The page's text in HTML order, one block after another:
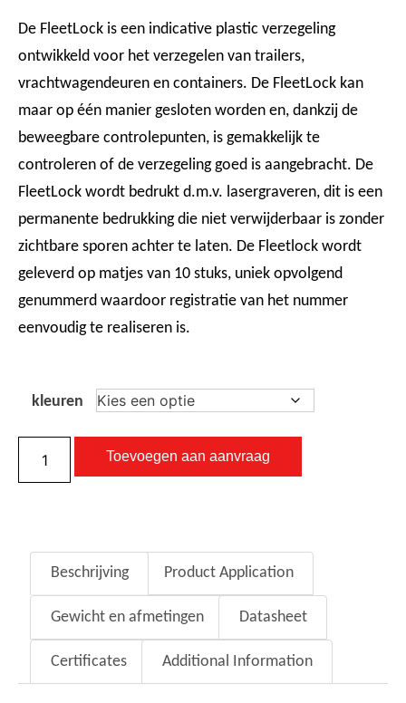
De FleetLock is een indicative plastic verzegeling
ontwikkeld voor het verzegelen van trailers,
vrachtwagendeuren en containers. De FleetLock kan
maar op één manier gesloten worden en, dankzij de
beweegbare controlepunten, is gemakkelijk te
controleren of de verzegeling goed is aangebracht. De
FleetLock wordt bedrukt d.m.v. lasergraveren, dit is een
permanente bedrukking die niet verwijderbaar is zonder
zichtbare sporen achter te laten. De Fleetlock wordt
geleverd op matjes van 10 stuks, uniek opvolgend
genummerd waardoor registratie van het nummer
eenvoudig te realiseren is.
kleuren
Toevoegen aan aanvraag
Beschrijving Product Application
Gewicht en afmetingen Datasheet
Certificates Additional Information